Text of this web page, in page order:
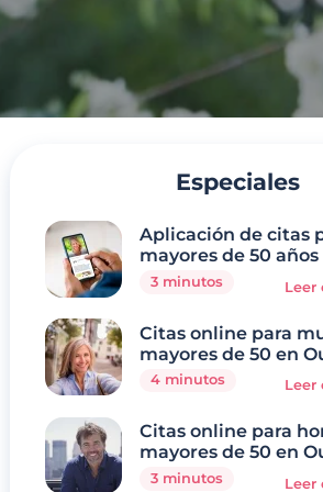
Especiales
Aplicación de citas
mayores de 50 años
3 minutos Leer
Citas online para
mayores de 50 en
4 minutos Leer
Citas online para
mayores de 50 en
3 minutos Leer